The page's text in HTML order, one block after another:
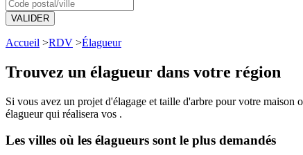
VALIDER
Accueil >RDV >Élagueur
Trouvez un élagueur dans votre région
Si vous avez un projet d'élagage et taille d'arbre pour votre maison
élagueur qui réalisera vos .
Les villes où les élagueurs sont le plus demandés